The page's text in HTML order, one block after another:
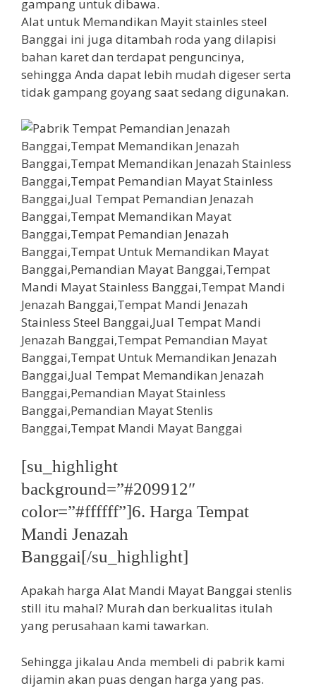
gampang untuk dibawa.
Alat untuk Memandikan Mayit stainles steel
Banggai ini juga ditambah roda yang dilapisi
bahan karet dan terdapat penguncinya,
sehingga Anda dapat lebih mudah digeser serta
tidak gampang goyang saat sedang digunakan.
[su_highlight
background=”#209912″
color=”#ffffff”]6. Harga Tempat
Mandi Jenazah
Banggai[/su_highlight]
Apakah harga Alat Mandi Mayat Banggai stenlis
still itu mahal? Murah dan berkualitas itulah
yang perusahaan kami tawarkan.
Sehingga jikalau Anda membeli di pabrik kami
dijamin akan puas dengan harga yang pas.